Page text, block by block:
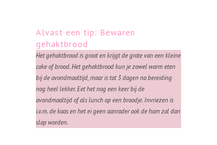
Alvast een tip: Bewaren
gehaktbrood
Het gehaktbrood is groot en krijgt de grote van een kleine
cake of brood. Het gehaktbrood kun je zowel warm eten
bij de avondmaaltijd, maar is tot 3 dagen na bereiding
nog heel lekker. Eet het nog een keer bij de
avondmaaltijd of als lunch op een broodje. Invriezen is
i.v.m. de kaas en het ei geen aanrader ook de ham zal dan
slap worden.